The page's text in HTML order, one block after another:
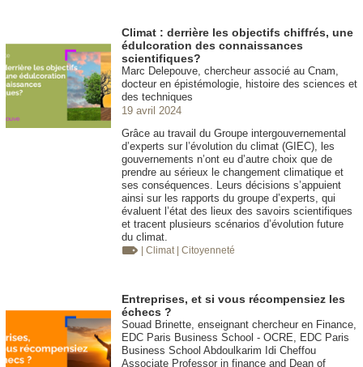
Climat : derrière les objectifs chiffrés, une
édulcoration des connaissances
scientifiques?
Marc Delepouve, chercheur associé au Cnam,
docteur en épistémologie, histoire des sciences et
des techniques
19 avril 2024
Grâce au travail du Groupe intergouvernemental
d’experts sur l’évolution du climat (GIEC), les
gouvernements n’ont eu d’autre choix que de
prendre au sérieux le changement climatique et
ses conséquences. Leurs décisions s’appuient
ainsi sur les rapports du groupe d’experts, qui
évaluent l’état des lieux des savoirs scientifiques
et tracent plusieurs scénarios d’évolution future
du climat.
| Climat | Citoyenneté
Entreprises, et si vous récompensiez les
échecs ?
Souad Brinette, enseignant chercheur en Finance,
EDC Paris Business School - OCRE, EDC Paris
Business School Abdoulkarim Idi Cheffou
Associate Professor in finance and Dean of